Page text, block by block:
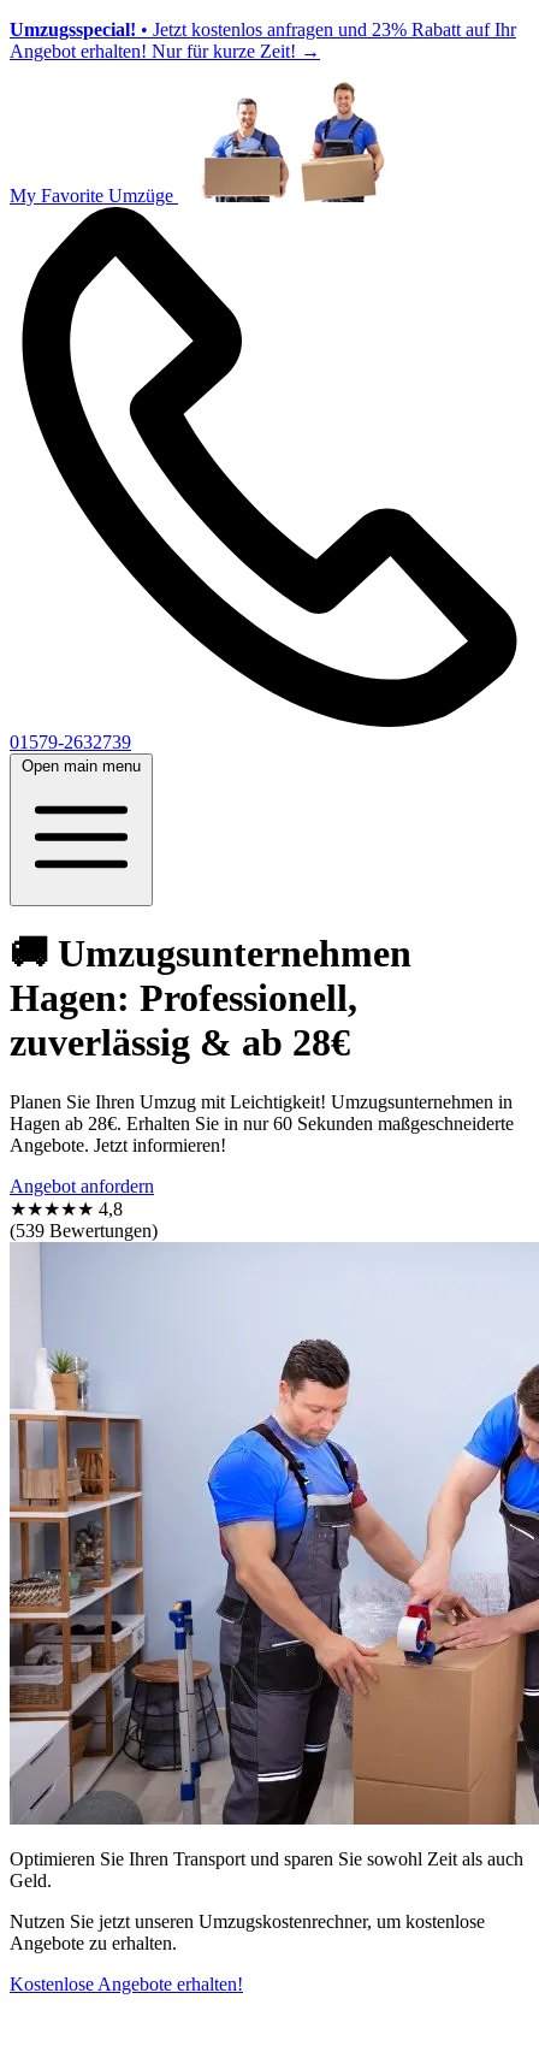
Umzugsspecial! • Jetzt kostenlos anfragen und 23% Rabatt auf Ihr
Angebot erhalten! Nur für kurze Zeit! →
My Favorite Umzüge
01579-2632739
Open main menu
🚚 Umzugsunternehmen
Hagen: Professionell,
zuverlässig & ab 28€
Planen Sie Ihren Umzug mit Leichtigkeit! Umzugsunternehmen in
Hagen ab 28€. Erhalten Sie in nur 60 Sekunden maßgeschneiderte
Angebote. Jetzt informieren!
Angebot anfordern
★★★★★ 4,8
(539 Bewertungen)
Optimieren Sie Ihren Transport und sparen Sie sowohl Zeit als auch
Geld.
Nutzen Sie jetzt unseren Umzugskostenrechner, um kostenlose
Angebote zu erhalten.
Kostenlose Angebote erhalten!